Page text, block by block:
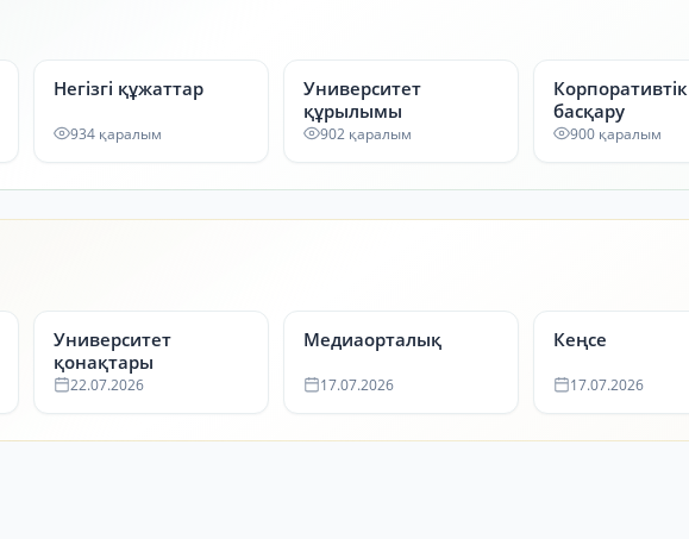
Негізгі құжаттар
934 қаралым
Университет
құрылымы
902 қаралым
Корпоративтік
басқару
900 қаралым
Университет
қонақтары
22.07.2026
Медиаорталық
17.07.2026
Кеңсе
17.07.2026